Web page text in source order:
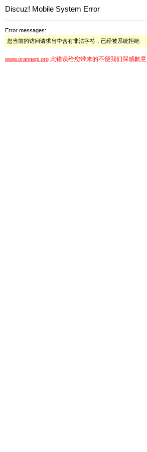
Discuz! Mobile System Error
Error messages:
您当前的访问请求当中含有非法字符，已经被系统拒绝
www.orangepi.org 此错误给您带来的不便我们深感歉意